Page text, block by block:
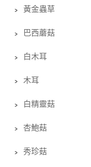
黃金蟲草
巴西蘑菇
白木耳
木耳
白精靈菇
杏鮑菇
秀珍菇